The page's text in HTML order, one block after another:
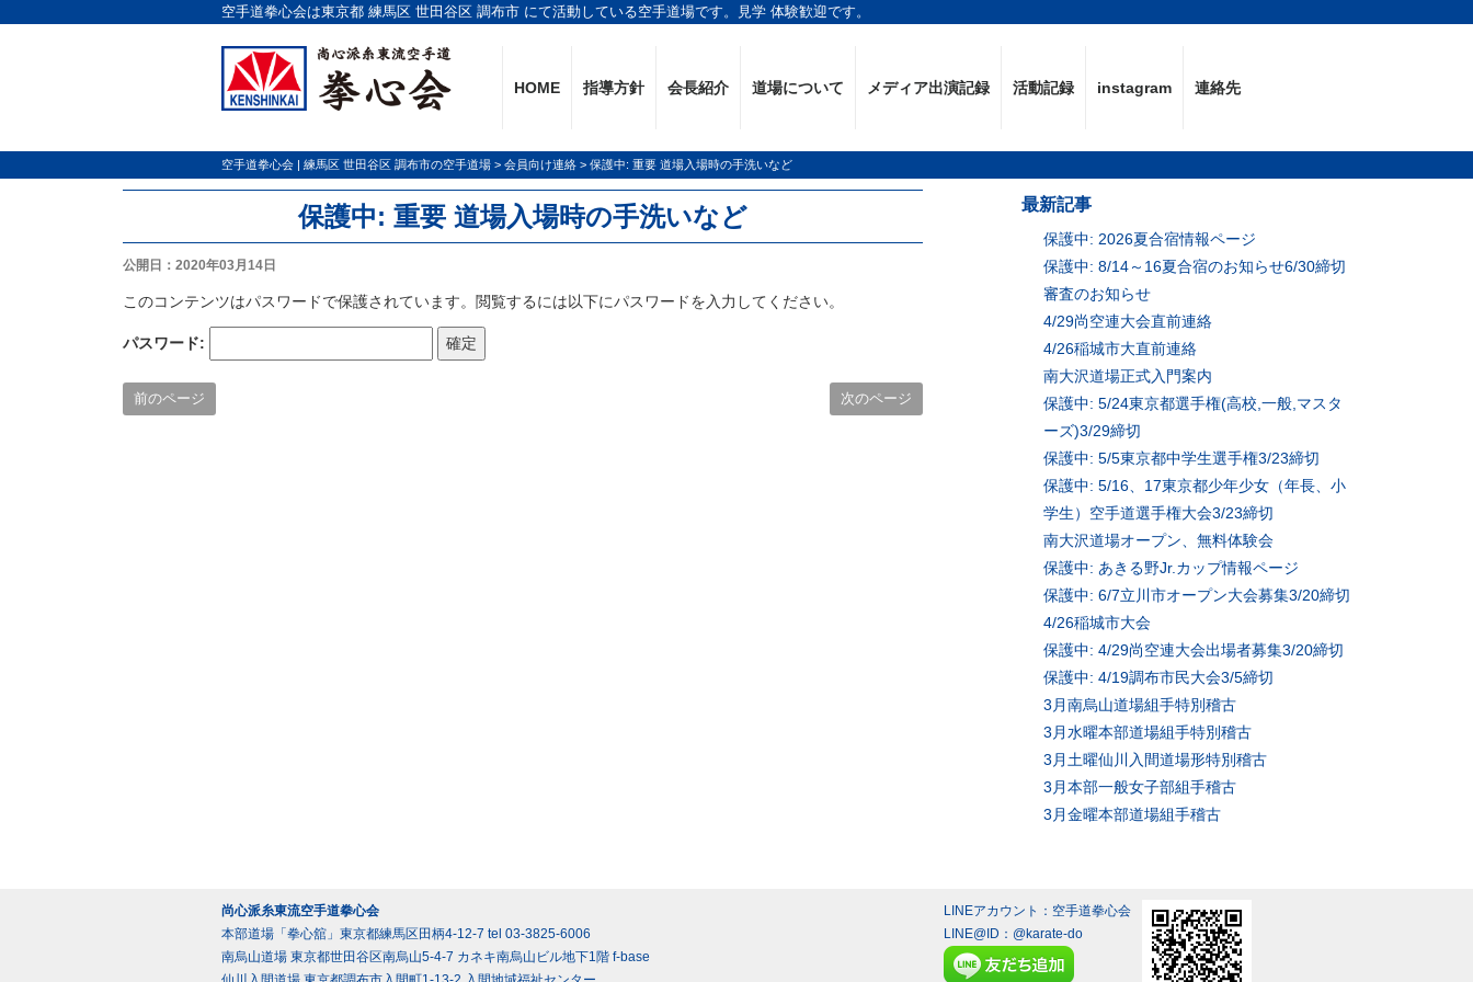
空手道拳心会は東京都 練馬区 世田谷区 調布市 にて活動している空手道場です。見学 体験歓迎です。
HOME 指導方針 会長紹介 道場について メディア出演記録 活動記録 instagram 連絡先
空手道拳心会 | 練馬区 世田谷区 調布市の空手道場 > 会員向け連絡 > 保護中: 重要 道場入場時の手洗いなど
保護中: 重要 道場入場時の手洗いなど
公開日：2020年03月14日
このコンテンツはパスワードで保護されています。閲覧するには以下にパスワードを入力してください。
パスワード:
前のページ 次のページ
最新記事
保護中: 2026夏合宿情報ページ
保護中: 8/14～16夏合宿のお知らせ6/30締切
審査のお知らせ
4/29尚空連大会直前連絡
4/26稲城市大直前連絡
南大沢道場正式入門案内
保護中: 5/24東京都選手権(高校,一般,マスタ
ーズ)3/29締切
保護中: 5/5東京都中学生選手権3/23締切
保護中: 5/16、17東京都少年少女（年長、小
学生）空手道選手権大会3/23締切
南大沢道場オープン、無料体験会
保護中: あきる野Jr.カップ情報ページ
保護中: 6/7立川市オープン大会募集3/20締切
4/26稲城市大会
保護中: 4/29尚空連大会出場者募集3/20締切
保護中: 4/19調布市民大会3/5締切
3月南烏山道場組手特別稽古
3月水曜本部道場組手特別稽古
3月土曜仙川入間道場形特別稽古
3月本部一般女子部組手稽古
3月金曜本部道場組手稽古
尚心派糸東流空手道拳心会
本部道場「拳心舘」東京都練馬区田柄4-12-7 tel 03-3825-6006
南烏山道場 東京都世田谷区南烏山5-4-7 カネキ南烏山ビル地下1階 f-base
LINEアカウント：空手道拳心会
LINE@ID： @karate-do